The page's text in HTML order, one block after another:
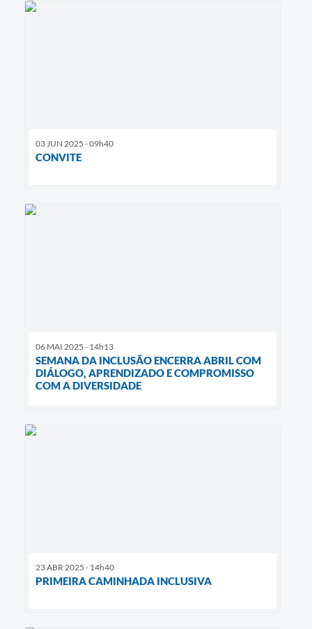
03 JUN 2025 - 09h40
CONVITE
06 MAI 2025 - 14h13
SEMANA DA INCLUSÃO ENCERRA ABRIL COM
DIÁLOGO, APRENDIZADO E COMPROMISSO
COM A DIVERSIDADE
23 ABR 2025 - 14h40
PRIMEIRA CAMINHADA INCLUSIVA